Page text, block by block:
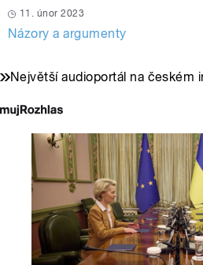
11. únor 2023
Názory a argumenty
Největší audioportál na českém